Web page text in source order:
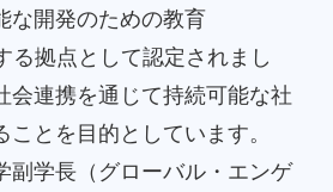
な開発のための教育
る拠点として認定されまし
会連携を通じて持続可能な社
とを目的としています。
学長（グローバル・エンゲ